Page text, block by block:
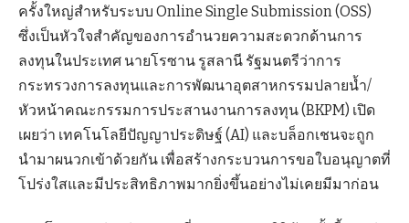
ครั้งใหญ่สำหรับระบบ Online Single Submission (OSS)
ซึ่งเป็นหัวใจสำคัญของการอำนวยความสะดวกด้านการ
ลงทุนในประเทศ นายโรซาน รูสลานี รัฐมนตรีว่าการ
กระทรวงการลงทุนและการพัฒนาอุตสาหกรรมปลายน้ำ/
หัวหน้าคณะกรรมการประสานงานการลงทุน (BKPM) เปิด
เผยว่า เทคโนโลยีปัญญาประดิษฐ์ (AI) และบล็อกเชนจะถูก
นำมาผนวกเข้าด้วยกัน เพื่อสร้างกระบวนการขอใบอนุญาตที่
โปร่งใสและมีประสิทธิภาพมากยิ่งขึ้นอย่างไม่เคยมีมาก่อน